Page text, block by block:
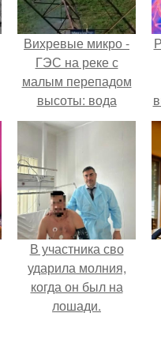
Вихревые микро -
ГЭС на реке с
малым перепадом
высоты: вода
закручивается в
бетонной камере и
вертикальную
турбину.
В участника сво
ударила молния,
когда он был на
лошади.